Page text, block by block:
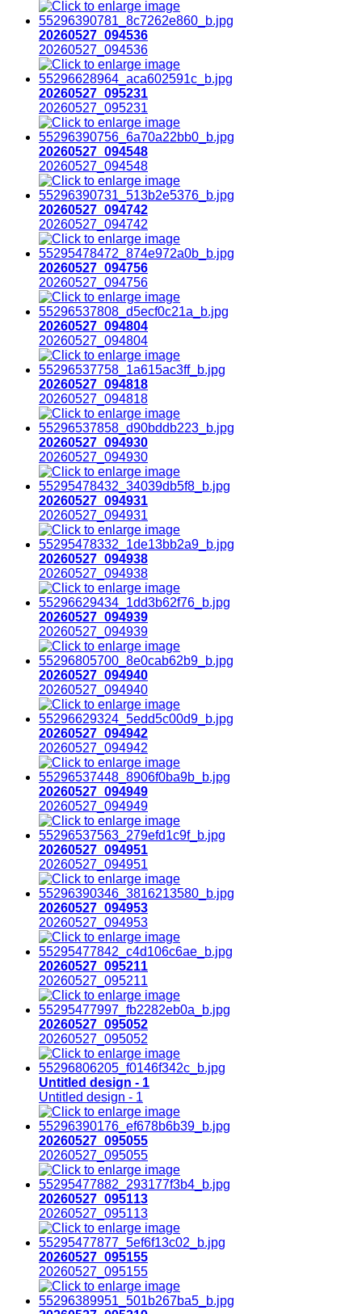
20260527_094536
20260527_094536
20260527_095231
20260527_095231
20260527_094548
20260527_094548
20260527_094742
20260527_094742
20260527_094756
20260527_094756
20260527_094804
20260527_094804
20260527_094818
20260527_094818
20260527_094930
20260527_094930
20260527_094931
20260527_094931
20260527_094938
20260527_094938
20260527_094939
20260527_094939
20260527_094940
20260527_094940
20260527_094942
20260527_094942
20260527_094949
20260527_094949
20260527_094951
20260527_094951
20260527_094953
20260527_094953
20260527_095211
20260527_095211
20260527_095052
20260527_095052
Untitled design - 1
Untitled design - 1
20260527_095055
20260527_095055
20260527_095113
20260527_095113
20260527_095155
20260527_095155